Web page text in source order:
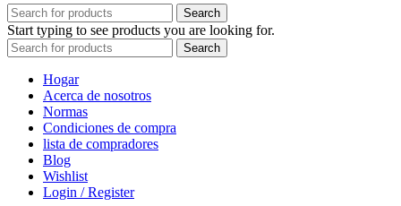
Search
Start typing to see products you are looking for.
Search
Hogar
Acerca de nosotros
Normas
Condiciones de compra
lista de compradores
Blog
Wishlist
Login / Register